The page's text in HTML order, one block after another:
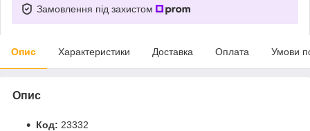
Замовлення під захистом
Опис Характеристики Доставка Оплата Умови
Опис
Код: 23332